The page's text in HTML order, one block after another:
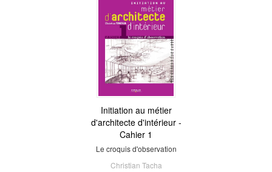
Initiation au métier
d'architecte d'intérieur -
Cahier 1
Le croquis d'observation
Christian Tacha